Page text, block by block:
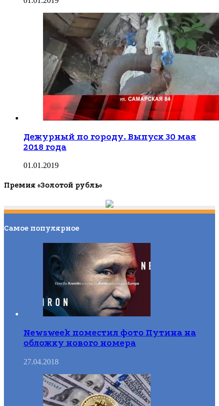
Дежурный по городу. Выпуск 30 мая
2018 года
01.01.2019
Премия «Золотой рубль»
Самое популярное
Newsweek поместил фото Путина на
обложку нового номера
27.04.2018